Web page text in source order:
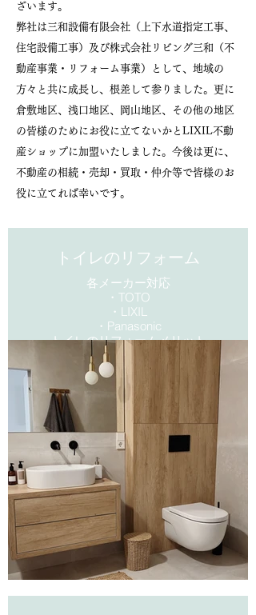
ざいます。
弊社は三和設備有限会社（上下水道指定工事、
住宅設備工事）及び株式会社リビング三和（不
動産事業・リフォーム事業）として、地域の
方々と共に成長し、根差して参りました。更に
倉敷地区、浅口地区、岡山地区、その他の地区
の皆様のためにお役に立てないかとLIXIL不動
産ショップに加盟いたしました。今後は更に、
不動産の相続・売却 ・買取・仲介等で皆様のお
役に立てれば幸いです。
築 中古 - 倉敷 住宅設備 リフォーム - 倉
売却 - 倉敷 浅口 水島 玉島
三和設備 リビング三和 不動産×リフォー
ム×住宅設備 LIXIL不動産ショップ 倉敷
市の三和設備｜リビング三和
トイレのリフォーム
各メーカー対応
・TOTO
・LIXIL
​・Panasonic
トイレのリフォームメリット
・節水・省エネ
・お掃除ラクラク
・収納力向上
エコノミープラン15万円から対応